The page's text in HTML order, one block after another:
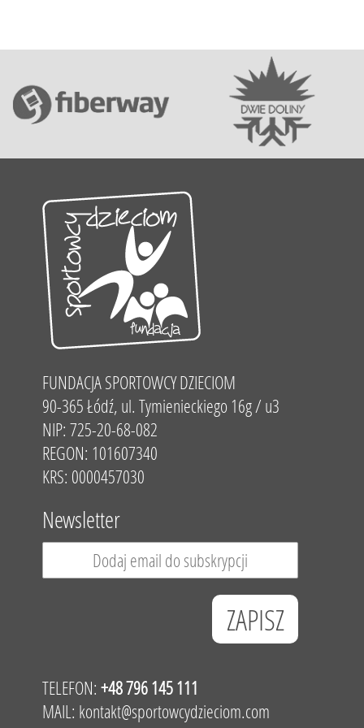
FUNDACJA SPORTOWCY DZIECIOM
90-365 Łódź, ul. Tymienieckiego 16g / u3
NIP: 725-20-68-082
REGON: 101607340
KRS: 0000457030
Newsletter
TELEFON: +48 796 145 111
MAIL: kontakt@sportowcydzieciom.com